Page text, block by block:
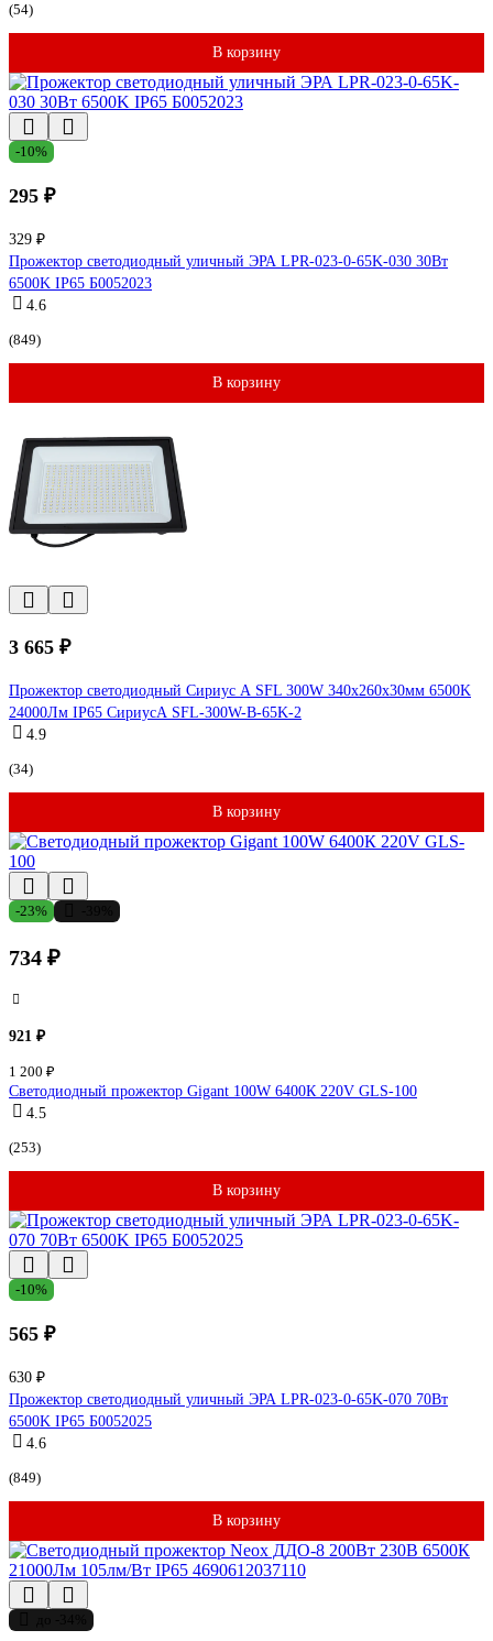
(54)
В корзину
-10%
295 ₽
329 ₽
Прожектор светодиодный уличный ЭРА LPR-023-0-65K-030 30Вт
6500K IP65 Б0052023
4.6
(849)
В корзину
3 665 ₽
Прожектор светодиодный Сириус А SFL 300W 340x260x30мм 6500K
24000Лм IP65 СириусА SFL-300W-B-65K-2
4.9
(34)
В корзину
-23%
734 ₽
921 ₽
1 200 ₽
Светодиодный прожектор Gigant 100W 6400К 220V GLS-100
4.5
(253)
В корзину
-10%
565 ₽
630 ₽
Прожектор светодиодный уличный ЭРА LPR-023-0-65K-070 70Вт
6500K IP65 Б0052025
4.6
(849)
В корзину